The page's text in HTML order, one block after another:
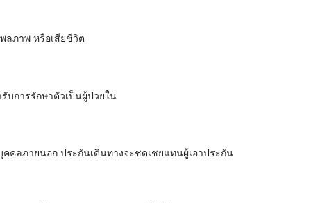
ลภาพ หรือเสียชีวิต
บการรักษาตัวเป็นผู้ป่วยใน
คลภายนอก ประกันเดินทางจะชดเชยแทนผู้เอาประกัน